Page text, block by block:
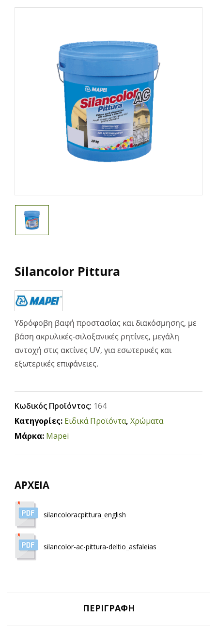
Silancolor Pittura
Υδρόφοβη βαφή προστασίας και διακόσμησης, με
βάση ακρυλικές-σιλοξανικές ρητίνες, μεγάλη
αντοχή στις ακτίνες UV, για εσωτερικές και
εξωτερικές επιφάνειες.
Κωδικός Προϊόντος: 164
Κατηγορίες: Ειδικά Προϊόντα, Χρώματα
Μάρκα: Mapei
ΑΡΧΕΙΑ
silancoloracpittura_english
silancolor-ac-pittura-deltio_asfaleias
ΠΕΡΙΓΡΑΦΉ